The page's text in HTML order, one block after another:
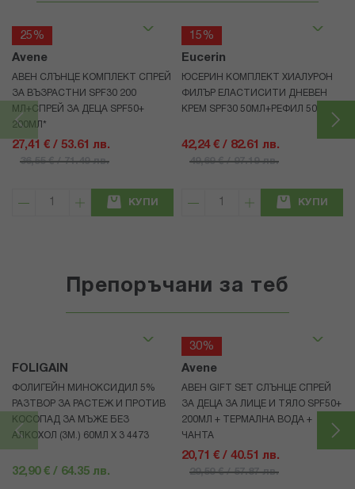
25%
Avene
АВЕН СЛЪНЦЕ КОМПЛЕКТ СПРЕЙ
ЗА ВЪЗРАСТНИ SPF30 200
МЛ+СПРЕЙ ЗА ДЕЦА SPF50+
200МЛ*
27,41 € / 53.61 лв.
36,55 € / 71.49 лв.
КУПИ
15%
Eucerin
ЮСЕРИН КОМПЛЕКТ ХИАЛУРОН
ФИЛЪР ЕЛАСТИСИТИ ДНЕВЕН
КРЕМ SPF30 50МЛ+РЕФИЛ 50МЛ
42,24 € / 82.61 лв.
49,69 € / 97.19 лв.
КУПИ
Препоръчани за теб
FOLIGAIN
ФОЛИГЕЙН МИНОКСИДИЛ 5%
РАЗТВОР ЗА РАСТЕЖ И ПРОТИВ
КОСОПАД ЗА МЪЖЕ БЕЗ
АЛКОХОЛ (3М.) 60МЛ X 3 4473
32,90 € / 64.35 лв.
30%
Avene
АВЕН GIFT SET СЛЪНЦЕ СПРЕЙ
ЗА ДЕЦА ЗА ЛИЦЕ И ТЯЛО SPF50+
200МЛ + ТЕРМАЛНА ВОДА +
ЧАНТА
20,71 € / 40.51 лв.
29,59 € / 57.87 лв.